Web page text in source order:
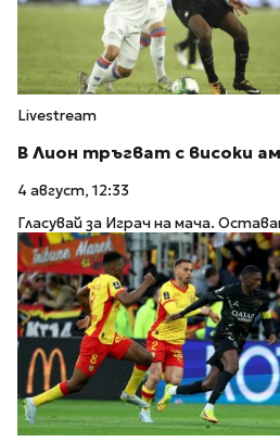
Livestream
В Лион тръгват с високи
4 август, 12:33
Гласувай за Играч на мача.